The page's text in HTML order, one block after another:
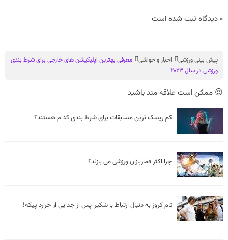
0 دیدگاه ثبت شده است
پیش بینی ورزشی اخبار و حواشی
معرفی بهترین اپلیکیشن های خارجی برای شرط بندی
ورزشی در سال 2023
😍 ممکن است علاقه مند باشید
کم ریسک ترین مسابقات برای شرط بندی کدام هستند؟
چرا اکثر قماربازان ورزشی می بازند؟
تام کروز به دنبال ارتباط با شکیرا پس از جدایی از جرارد پیکه!